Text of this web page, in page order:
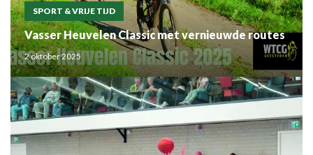
SPORT & VRIJE TIJD
Vasser Heuvelen Classic met vernieuwde routes
2 oktober 2025